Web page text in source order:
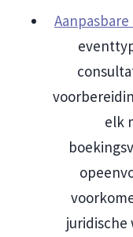
elk
juridische